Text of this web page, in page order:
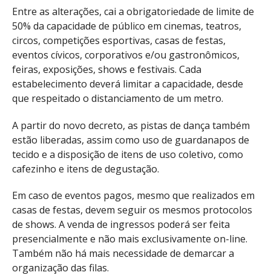
Entre as alterações, cai a obrigatoriedade de limite de
50% da capacidade de público em cinemas, teatros,
circos, competições esportivas, casas de festas,
eventos cívicos, corporativos e/ou gastronômicos,
feiras, exposições, shows e festivais. Cada
estabelecimento deverá limitar a capacidade, desde
que respeitado o distanciamento de um metro.
A partir do novo decreto, as pistas de dança também
estão liberadas, assim como uso de guardanapos de
tecido e a disposição de itens de uso coletivo, como
cafezinho e itens de degustação.
Em caso de eventos pagos, mesmo que realizados em
casas de festas, devem seguir os mesmos protocolos
de shows. A venda de ingressos poderá ser feita
presencialmente e não mais exclusivamente on-line.
Também não há mais necessidade de demarcar a
organização das filas.